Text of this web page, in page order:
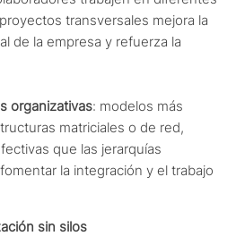
transversales mejora la
de la empresa y refuerza la
organizativas: modelos más
matriciales o de red,
que las jerarquías
la integración y el trabajo
sin silos